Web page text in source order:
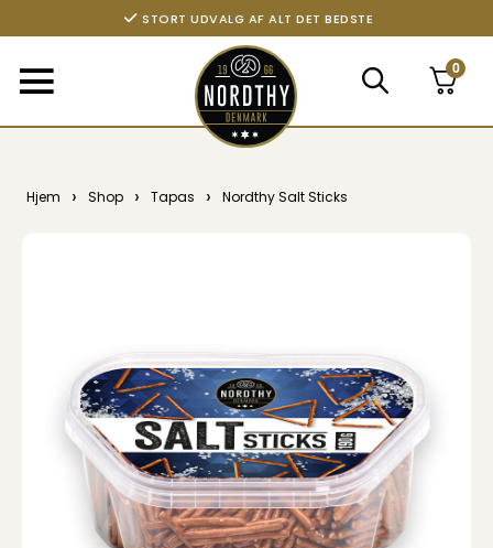
STORT UDVALG AF ALT DET BEDSTE
0
Hjem › Shop › Tapas › Nordthy Salt Sticks